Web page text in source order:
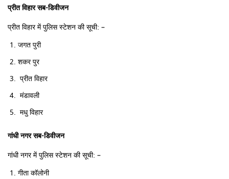
प्रीत विहार सब-डिवीजन
प्रीत विहार में पुलिस स्टेशन की सूची: –
जगत पुरी
शकर पुर
प्रीत विहार
मंडावली
मधु विहार
गांधी नगर सब-डिवीजन
गांधी नगर में पुलिस स्टेशन की सूची: –
गीता कॉलोनी